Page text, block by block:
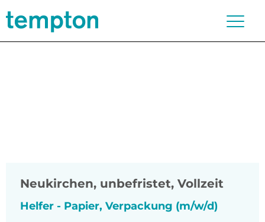
Neukirchen, unbefristet, Vollzeit
Helfer - Papier, Verpackung (m/w/d)